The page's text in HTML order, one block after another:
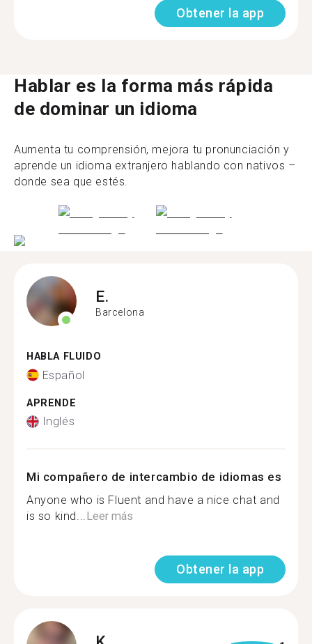
Obtener la app
Hablar es la forma más rápida
de dominar un idioma
Aumenta tu comprensión, mejora tu pronunciación y
aprende un idioma extranjero hablando con nativos –
donde sea que estés.
E.
Barcelona
HABLA FLUIDO
Español
APRENDE
Inglés
Mi compañero de intercambio de idiomas es
Anyone who is Fluent and have a nice chat and
is so kind...Leer más
Obtener la app